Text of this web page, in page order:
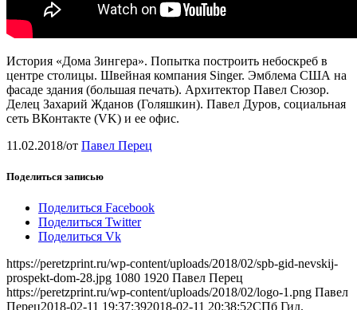
История «Дома Зингера». Попытка построить небоскреб в
центре столицы. Швейная компания Singer. Эмблема США на
фасаде здания (большая печать). Архитектор Павел Сюзор.
Делец Захарий Жданов (Голяшкин). Павел Дуров, социальная
сеть ВКонтакте (VK) и ее офис.
11.02.2018/от Павел Перец
Поделиться записью
Поделиться Facebook
Поделиться Twitter
Поделиться Vk
https://peretzprint.ru/wp-content/uploads/2018/02/spb-gid-nevskij-
prospekt-dom-28.jpg 1080 1920 Павел Перец
https://peretzprint.ru/wp-content/uploads/2018/02/logo-1.png Павел
Перец2018-02-11 19:37:392018-02-11 20:38:52СПб Гид.